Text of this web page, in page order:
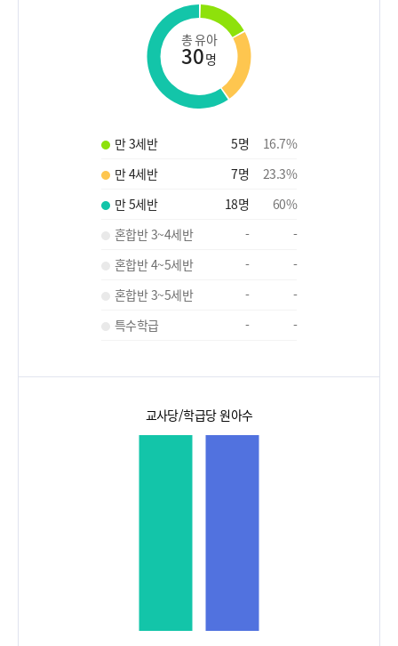
총 유아
30명
만 3세반 5명 16.7%
만 4세반
7명 23.3%
만 5세반
18명 60%
혼합반 3~4세반
-
-
혼합반 4~5세반
-
-
혼합반 3~5세반
-
-
특수학급
- -
교사당/학급당 원아수